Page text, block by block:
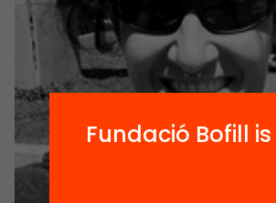
Fundació Bofill